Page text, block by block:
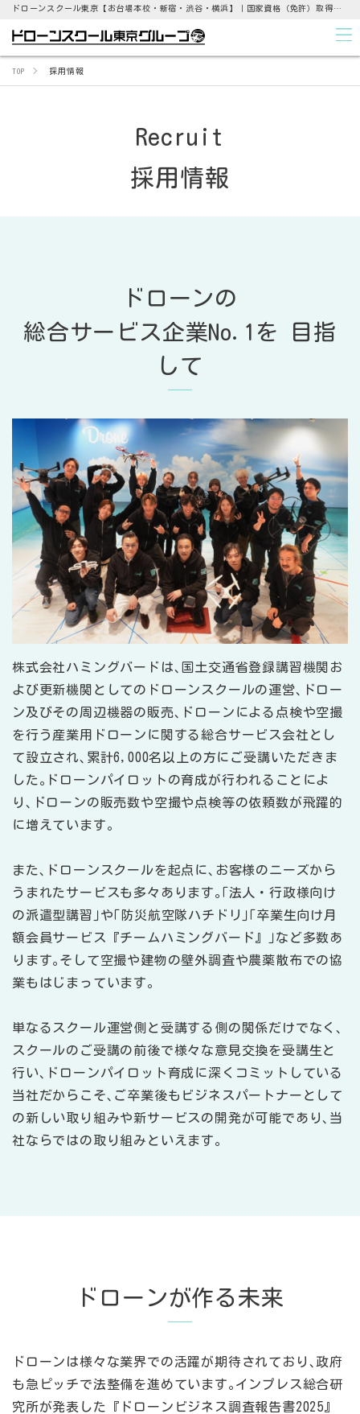
ドローンスクール東京【お台場本校・新宿・渋谷・横浜】｜国家資格（免許）取得支援から点検業務まで
TOP 採用情報
Recruit
採用情報
ドローンの
総合サービス企業No.1を 目指
して
株式会社ハミングバードは､国土交通省登録講習機関お
よび更新機関としてのドローンスクールの運営､ドロー
ン及びその周辺機器の販売､ドローンによる点検や空撮
を行う産業用ドローンに関する総合サービス会社とし
て設立され､累計6,000名以上の方にご受講いただきま
した｡ドローンパイロットの育成が行われることによ
り､ドローンの販売数や空撮や点検等の依頼数が飛躍的
に増えています｡
また､ドローンスクールを起点に､お客様のニーズから
うまれたサービスも多々あります｡｢法人・行政様向け
の派遣型講習｣や｢防災航空隊ハチドリ｣｢卒業生向け月
額会員サービス『チームハミングバード』｣など多数あ
ります｡そして空撮や建物の壁外調査や農薬散布での協
業もはじまっています｡
単なるスクール運営側と受講する側の関係だけでなく､
スクールのご受講の前後で様々な意見交換を受講生と
行い､ドローンパイロット育成に深くコミットしている
当社だからこそ､ご卒業後もビジネスパートナーとして
の新しい取り組みや新サービスの開発が可能であり､当
社ならではの取り組みといえます｡
ドローンが作る未来
ドローンは様々な業界での活躍が期待されており､政府
も急ピッチで法整備を進めています｡インプレス総合研
究所が発表した『ドローンビジネス調査報告書2025』